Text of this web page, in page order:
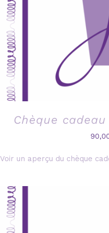
Chèque
Voir un aperçu du chèque